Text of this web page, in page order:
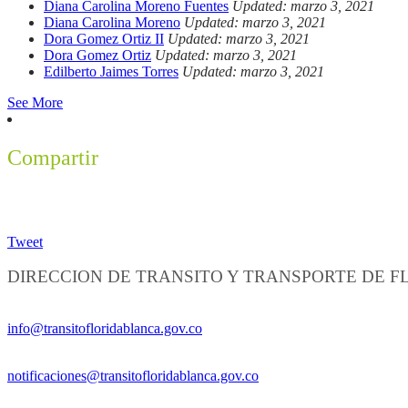
Diana Carolina Moreno Fuentes Updated: marzo 3, 2021
Diana Carolina Moreno Updated: marzo 3, 2021
Dora Gomez Ortiz II Updated: marzo 3, 2021
Dora Gomez Ortiz Updated: marzo 3, 2021
Edilberto Jaimes Torres Updated: marzo 3, 2021
See More
Compartir
Tweet
DIRECCION DE TRANSITO Y TRANSPORTE DE
info@transitofloridablanca.gov.co
notificaciones@transitofloridablanca.gov.co